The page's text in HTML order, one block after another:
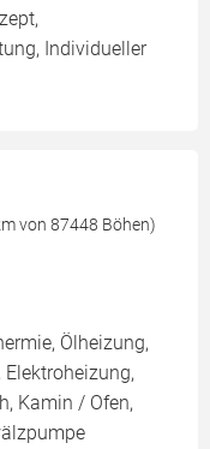
Individueller
von 87448 Böhen)
Ölheizung,
Elektroheizung,
Kamin / Ofen,